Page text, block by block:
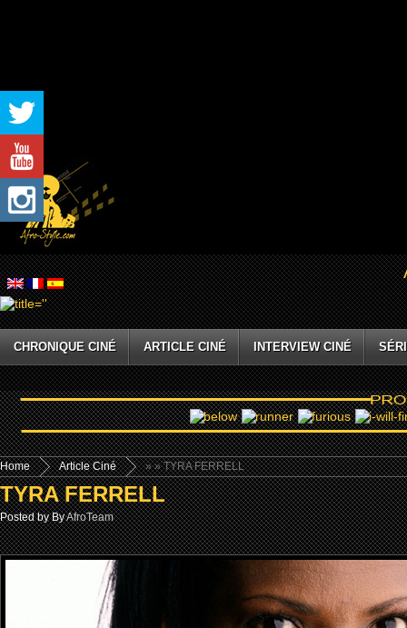
CHRONIQUE CINÉ ARTICLE CINÉ INTERVIEW CINÉ
Home »
Article Ciné » TYRA FERRELL
TYRA FERRELL
Posted by ByAfroTeam